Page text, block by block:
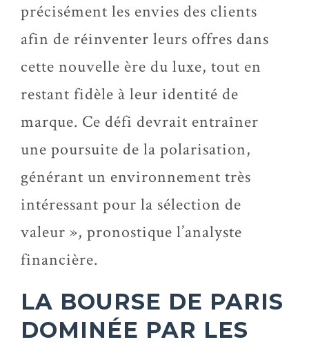
précisément les envies des clients
afin de réinventer leurs offres dans
cette nouvelle ère du luxe, tout en
restant fidèle à leur identité de
marque. Ce défi devrait entraîner
une poursuite de la polarisation,
générant un environnement très
intéressant pour la sélection de
valeur », pronostique l’analyste
financière.
LA BOURSE DE PARIS
DOMINÉE PAR LES